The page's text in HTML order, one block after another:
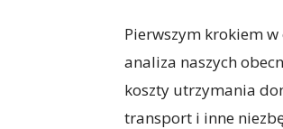
Pierwszym krokiem
analiza naszych
koszty utrzymania
transport i inne